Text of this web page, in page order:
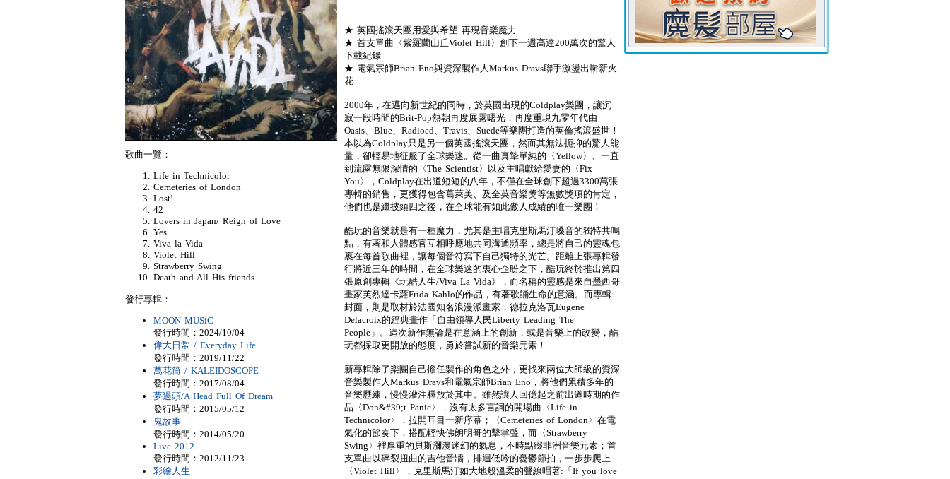
★ 英國搖滾天團用愛與希望 再現音樂魔力
★ 首支單曲〈紫羅蘭山丘Violet Hill〉創下一週高達200萬次的驚人
下載紀錄
★ 電氣宗師Brian Eno與資深製作人Markus Dravs聯手激盪出嶄新火
花
2000年，在邁向新世紀的同時，於英國出現的Coldplay樂團，讓沉
寂一段時間的Brit-Pop熱朝再度展露曙光，再度重現九零年代由
Oasis、Blue、Radioed、Travis、Suede等樂團打造的英倫搖滾盛世！
本以為Coldplay只是另一個英國搖滾天團，然而其無法扼抑的驚人能
量，卻輕易地征服了全球樂迷。從一曲真摯單純的〈Yellow〉、一直
到流露無限深情的〈The Scientist〉以及主唱獻給愛妻的〈Fix
You〉，Coldplay在出道短短的八年，不僅在全球創下超過3300萬張
專輯的銷售，更獲得包含葛萊美、及全英音樂獎等無數獎項的肯定，
他們也是繼披頭四之後，在全球能有如此傲人成績的唯一樂團！
酷玩的音樂就是有一種魔力，尤其是主唱克里斯馬汀嗓音的獨特共鳴
點，有著和人體感官互相呼應地共同溝通頻率，總是將自己的靈魂包
裹在每首歌曲裡，讓每個音符寫下自己獨特的光芒。距離上張專輯發
行將近三年的時間，在全球樂迷的衷心企盼之下，酷玩終於推出第四
張原創專輯《玩酷人生/Viva La Vida》，而名稱的靈感是來自墨西哥
畫家芙烈達卡蘿Frida Kahlo的作品，有著歌誦生命的意涵。而專輯
封面，則是取材於法國知名浪漫派畫家，德拉克洛瓦Eugene
Delacroix的經典畫作「自由領導人民Liberty Leading The
People」。這次新作無論是在意涵上的創新，或是音樂上的改變，酷
玩都採取更開放的態度，勇於嘗試新的音樂元素！
新專輯除了樂團自己擔任製作的角色之外，更找來兩位大師級的資深
音樂製作人Markus Dravs和電氣宗師Brian Eno，將他們累積多年的
音樂歷練，慢慢灌注釋放於其中。雖然讓人回億起之前出道時期的作
品〈Don&#39;t Panic〉，沒有太多言詞的開場曲〈Life in
Technicolor〉，拉開耳目一新序幕；〈Cemeteries of London〉在電
氣化的節奏下，搭配輕快佛朗明哥的擊掌聲，而〈Strawberry
Swing〉裡厚重的貝斯瀰漫迷幻的氣息，不時點綴非洲音樂元素；首
支單曲以碎裂扭曲的吉他音牆，排迴低吟的憂鬱節拍，一步步爬上
〈Violet Hill〉，克里斯馬汀如大地般溫柔的聲線唱著:「If you love
歌曲一覽：
Life in Technicolor
Cemeteries of London
Lost!
42
Lovers in Japan/ Reign of Love
Yes
Viva la Vida
Violet Hill
Strawberry Swing
Death and All His friends
發行專輯：
MOON MUSiC
發行時間：2024/10/04
偉大日常 / Everyday Life
發行時間：2019/11/22
萬花筒 / KALEIDOSCOPE
發行時間：2017/08/04
夢過頭/A Head Full Of Dream
發行時間：2015/05/12
鬼故事
發行時間：2014/05/20
Live 2012
發行時間：2012/11/23
彩繪人生